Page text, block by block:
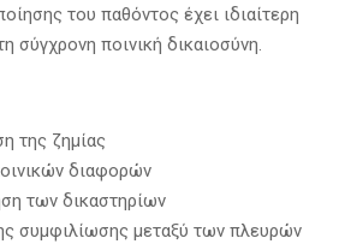
του παθόντος έχει ιδιαίτερη
σύγχρονη ποινική δικαιοσύνη.
της ζημίας
διαφορών
των δικαστηρίων
συμφιλίωσης μεταξύ των πλευρών